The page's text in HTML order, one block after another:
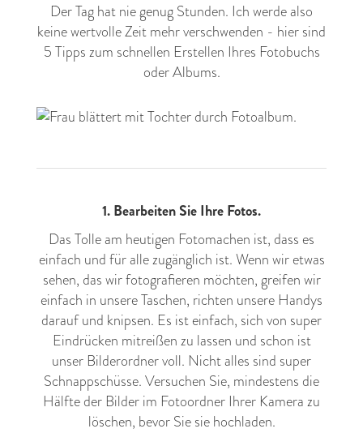
Der Tag hat nie genug Stunden. Ich werde also
keine wertvolle Zeit mehr verschwenden - hier sind
5 Tipps zum schnellen Erstellen Ihres Fotobuchs
oder Albums.
1. Bearbeiten Sie Ihre Fotos.
Das Tolle am heutigen Fotomachen ist, dass es
einfach und für alle zugänglich ist. Wenn wir etwas
sehen, das wir fotografieren möchten, greifen wir
einfach in unsere Taschen, richten unsere Handys
darauf und knipsen. Es ist einfach, sich von super
Eindrücken mitreißen zu lassen und schon ist
unser Bilderordner voll. Nicht alles sind super
Schnappschüsse. Versuchen Sie, mindestens die
Hälfte der Bilder im Fotoordner Ihrer Kamera zu
löschen, bevor Sie sie hochladen.